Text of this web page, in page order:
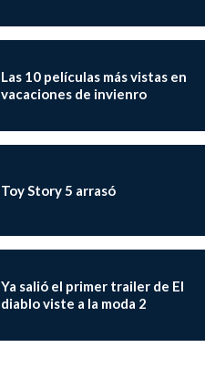
Las 10 películas más vistas en
vacaciones de invienro
Toy Story 5 arrasó
Ya salió el primer trailer de El
diablo viste a la moda 2